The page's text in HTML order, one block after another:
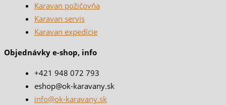
Karavan požičovňa
Karavan servis
Karavan expedície
Objednávky e-shop, info
+421 948 072 793
eshop@ok-karavany.sk
info@ok-karavany.sk